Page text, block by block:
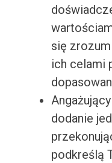
się
ich celami
dodanie
podkreślą